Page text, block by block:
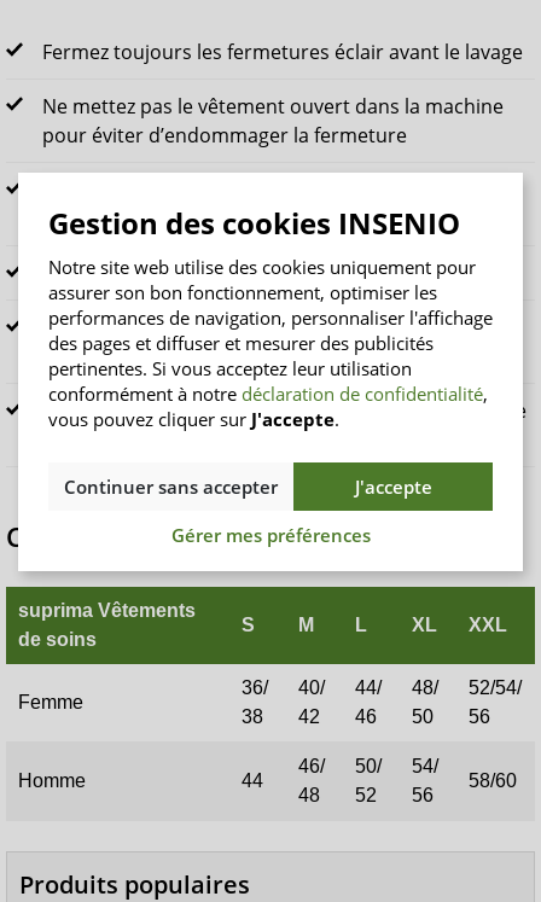
Fermez toujours les fermetures éclair avant le lavage
Ne mettez pas le vêtement ouvert dans la machine
pour éviter d’endommager la fermeture
de côté
Évitez de forcer lors de l’enfilage
Protégez les fermetures en évitant la chaleur
excessive
Pensez à refermer le vêtement avant le séchage ou le
repassage
Comparatif des tailles de suprima 4697
suprima Vêtements
de soins
S M L XL XXL
Femme
36/
38
40/
42
44/
46
48/
50
52/54/
56
Homme 44
46/
48
50/
52
54/
56
58/60
Produits populaires
Gestion des cookies INSENIO
Notre site web utilise des cookies uniquement pour
assurer son bon fonctionnement, optimiser les
performances de navigation, personnaliser l'affichage
des pages et diffuser et mesurer des publicités
pertinentes. Si vous acceptez leur utilisation
conformément à notre déclaration de confidentialité,
vous pouvez cliquer sur J'accepte.
Continuer sans accepter
J'accepte
Gérer mes préférences